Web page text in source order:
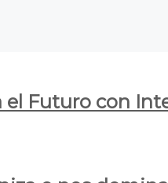
Futuro con